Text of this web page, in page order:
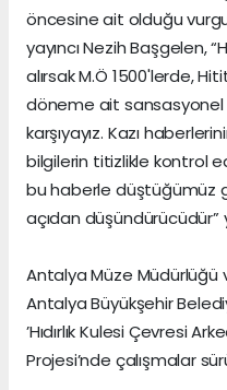
öncesine ait olduğu
yayıncı Nezih Başgelen,
alırsak M.Ö 1500'lerde,
döneme ait sansasyonel
karşıyayız. Kazı
bilgilerin titizlikle kontrol
bu haberle düştüğümüz
açıdan düşündürücüdür”
Antalya Müze Müdürlüğü
Antalya Büyükşehir
’Hıdırlık Kulesi Çevresi
Projesi’nde çalışmalar